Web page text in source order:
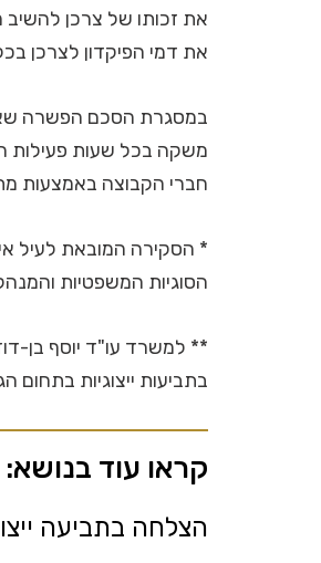
את זכותו של צרכן
את דמי הפיקדון לצרכן
במסגרת הסכם הפשרה
משקה בכל שעות פעילות
חברי הקבוצה באמצעות מתן הנחה של 40 אג' ברכישת
* הסקירה המובאת לעיל
הסוגיות המשפטיות
** למשרד עו"ד יוסף בן-
בתביעות ייצוגיות בתחום
קראו עוד בנושא:
הצלחה בתביעה